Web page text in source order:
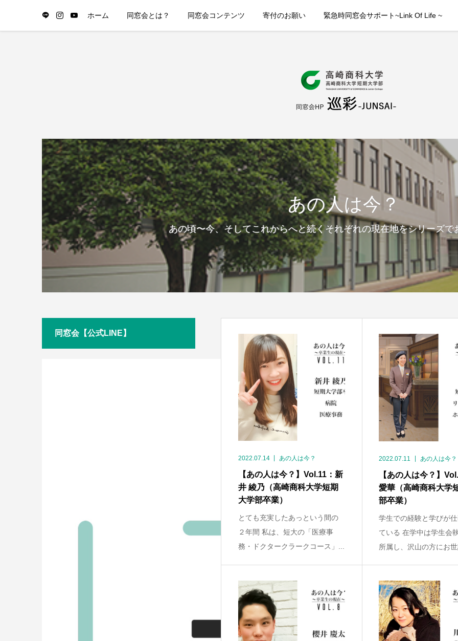
ホーム 同窓会とは？ 同窓会コンテンツ 寄付のお願い 緊急時同窓会サポート~Link Of Life ~
あの人は今？
あの頃〜今、そしてこれからへと続くそれぞれの現在地をシリーズで
2022.07.14 あの人は今？
【あの人は今？】Vol.11：新
井 綾乃（高崎商科大学短期
大学部卒業）
とても充実したあっという間の
２年間 私は、短大の「医療事
務・ドクタークラークコース」...
2022.07.11 あの人は今？
【あの人は今？】
愛華（高崎商科大学
部卒業）
学生での経験と学びが
ている 在学中は学生会
所属し、沢山の方にお
同窓会【公式LINE】